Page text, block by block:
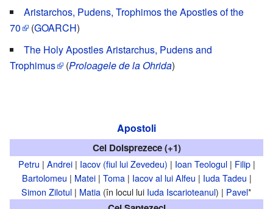
Aristarchos, Pudens, Trophimos the Apostles of the
70
(GOARCH)
The Holy Apostles Aristarchus, Pudens and
Trophimus
(Proloagele de la Ohrida)
Apostoli
Cei Doisprezece (+1)
Petru | Andrei| Iacov (fiul lui Zevedeu) | Ioan Teologul| Filip|
Bartolomeu | Matei| Toma| Iacov al lui Alfeu | Iuda Tadeu |
Simon Zilotul | Matia (în locul lui Iuda Iscarioteanul) | Pavel*